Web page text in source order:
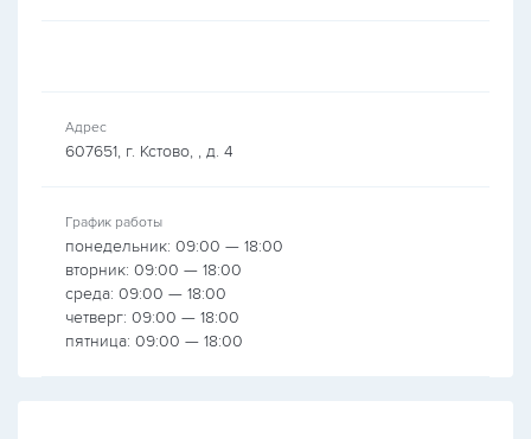
Адрес
607651, г. Кстово, , д. 4
График работы
понедельник: 09:00 — 18:00
вторник: 09:00 — 18:00
среда: 09:00 — 18:00
четверг: 09:00 — 18:00
пятница: 09:00 — 18:00